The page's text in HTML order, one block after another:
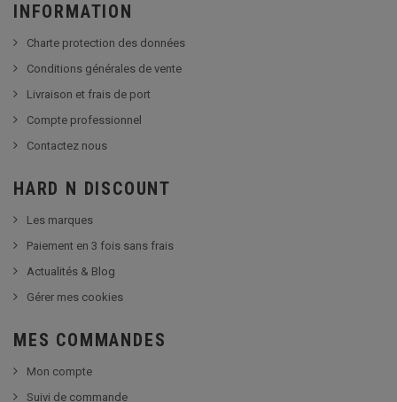
INFORMATION
Charte protection des données
Conditions générales de vente
Livraison et frais de port
Compte professionnel
Contactez nous
HARD N DISCOUNT
Les marques
Paiement en 3 fois sans frais
Actualités & Blog
Gérer mes cookies
MES COMMANDES
Mon compte
Suivi de commande